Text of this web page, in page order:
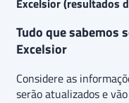
Excelsior (resultados
Tudo que sabemos
Excelsior
Considere as
serão atualizados e